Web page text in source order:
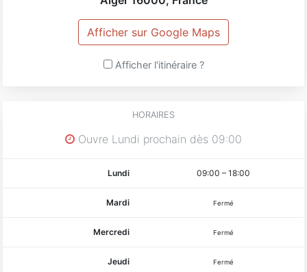
Afficher sur Google Maps
Afficher l'itinéraire ?
HORAIRES
Ouvre Lundi prochain dès 09:00
Lundi 09:00 –18:00
Mardi Fermé
Mercredi Fermé
Jeudi Fermé